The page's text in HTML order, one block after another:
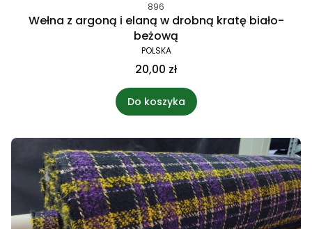
896
Wełna z argoną i elaną w drobną kratę biało-
beżową
POLSKA
20,00 zł
Do koszyka